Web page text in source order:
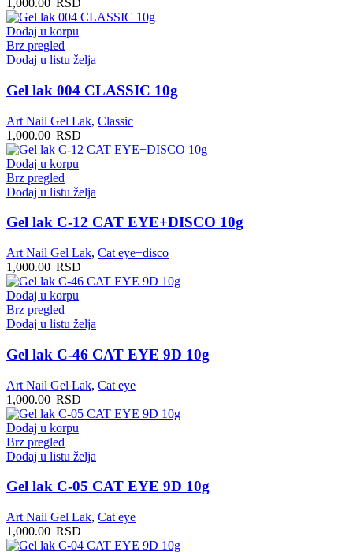
1,000.00 RSD
Dodaj u korpu
Brz pregled
Dodaj u listu želja
Gel lak 004 CLASSIC 10g
Art Nail Gel Lak, Classic
1,000.00 RSD
Dodaj u korpu
Brz pregled
Dodaj u listu želja
Gel lak C-12 CAT EYE+DISCO 10g
Art Nail Gel Lak, Cat eye+disco
1,000.00 RSD
Dodaj u korpu
Brz pregled
Dodaj u listu želja
Gel lak C-46 CAT EYE 9D 10g
Art Nail Gel Lak, Cat eye
1,000.00 RSD
Dodaj u korpu
Brz pregled
Dodaj u listu želja
Gel lak C-05 CAT EYE 9D 10g
Art Nail Gel Lak, Cat eye
1,000.00 RSD